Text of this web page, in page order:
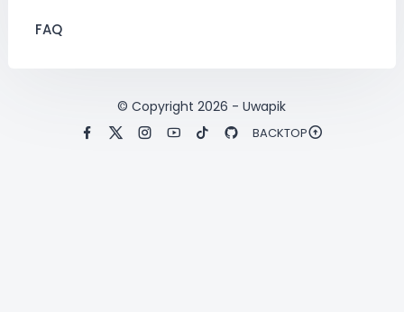
FAQ
© Copyright2026 -Uwapik
BACKTOP